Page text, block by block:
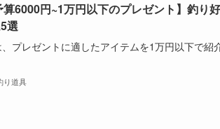
算6000円~1万円以下のプレゼント】釣り
選
プレゼントに適したアイテムを1万円以下で紹
り道具